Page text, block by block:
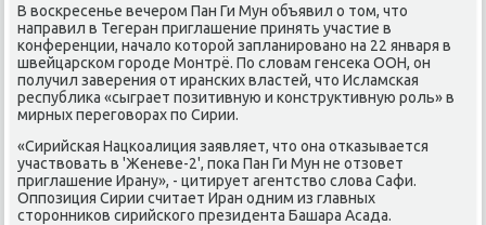
В воскресенье вечером Пан Ги Мун объявил о том, что
направил в Тегеран приглашение принять участие в
конференции, начало которой запланировано на 22 января в
швейцарском городе Монтрё. По словам генсека ООН, он
получил заверения от иранских властей, что Исламская
республика «сыграет позитивную и конструктивную роль» в
мирных переговорах по Сирии.
«Сирийская Нацкоалиция заявляет, что она отказывается
участвовать в 'Женеве-2', пока Пан Ги Мун не отзовет
приглашение Ирану», - цитирует агентство слова Сафи.
Оппозиция Сирии считает Иран одним из главных
сторонников сирийского президента Башара Асада.